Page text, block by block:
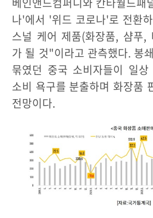
나'에서 '위드 코로나'로 전환
스널 케어 제품(화장품, 샴푸,
가 될 것"이라고 관측했다. 봉
묶였던 중국 소비자들이 일
소비 욕구를 분출하며 화장품
전망이다.